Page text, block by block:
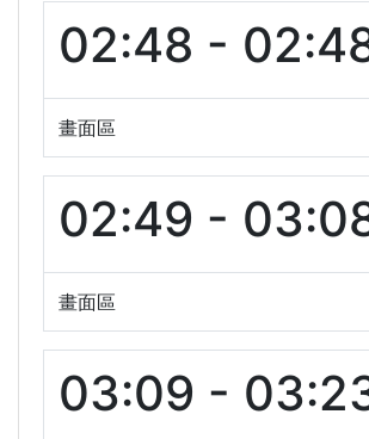
02:48 -
畫面區
02:49 -
畫面區
03:09 -